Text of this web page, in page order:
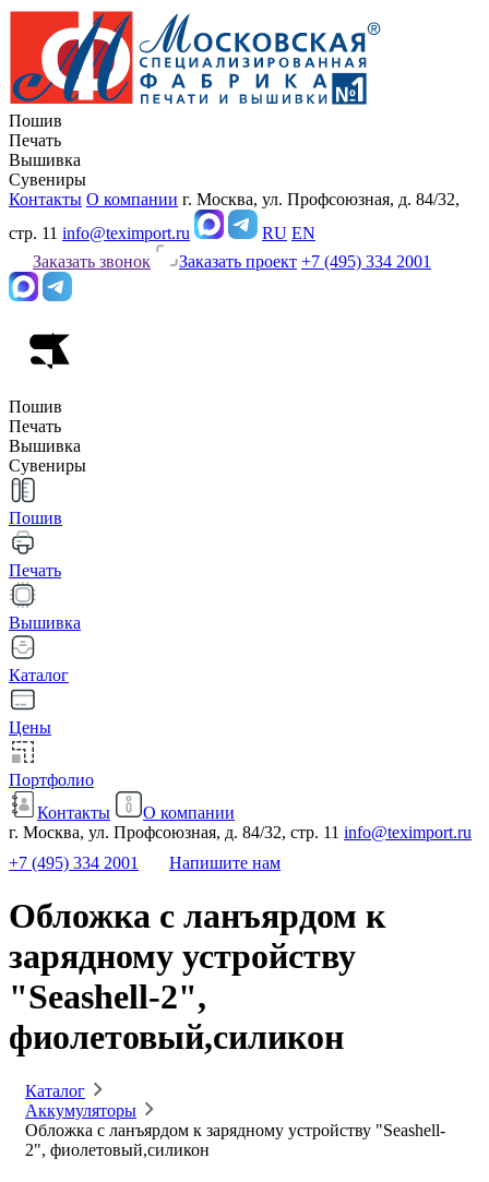
Пошив
Печать
Вышивка
Сувениры
Контакты О компании г. Москва, ул. Профсоюзная, д. 84/32,
стр. 11 info@teximport.ru RU EN
Заказать звонок
Заказать проект +7 (495) 334 2001
Пошив
Печать
Вышивка
Сувениры
Пошив
Печать
Вышивка
Каталог
Цены
Портфолио
Контакты
О компании
г. Москва, ул. Профсоюзная, д. 84/32, стр. 11 info@teximport.ru
+7 (495) 334 2001
Напишите нам
Обложка с ланъярдом к
зарядному устройству
"Seashell-2",
фиолетовый,силикон
Каталог
Аккумуляторы
Обложка с ланъярдом к зарядному устройству "Seashell-
2", фиолетовый,силикон